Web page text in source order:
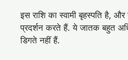
इस राशि का स्वामी बृहस्पति है,
प्रदर्शन करते हैं. ये जातक बहुत
डिगते नहीं हैं.